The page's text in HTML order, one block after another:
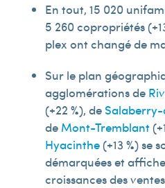
En tout, 15 020
5 260 copropriétés
plex ont changé de
Sur le plan
agglomérations de
(+22 %), de
de Mont-Tremblant
Hyacinthe(+13 %) se
démarquées et
croissances des